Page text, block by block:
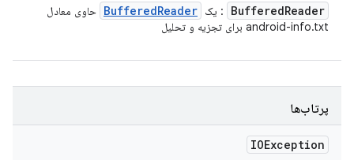
BufferedReader : یک BufferedReader
حاوی معادل
android-info.txt برای تجزیه و تحلیل
پرتاب‌ها
IOException